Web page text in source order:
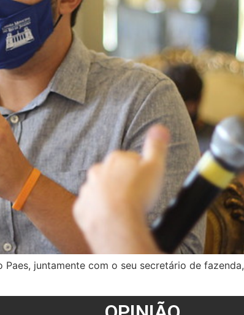
juntamente com o seu secretário de